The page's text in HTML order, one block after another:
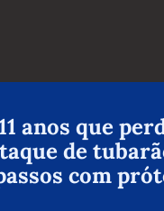
anos que
de
com